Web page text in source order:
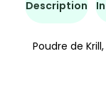
Description
Poudre de